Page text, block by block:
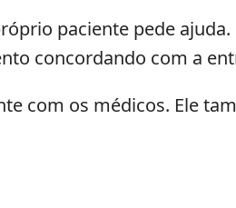
paciente pede
concordando com a
com os médicos. Ele